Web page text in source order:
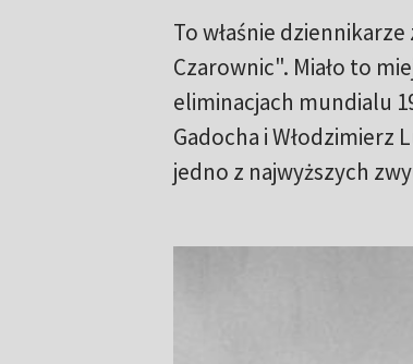
To właśnie
Czarownic". Miało to
eliminacjach mundialu
Gadocha i Włodzimierz
jedno z najwyższych